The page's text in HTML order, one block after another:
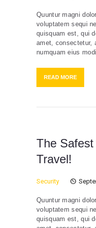
Quuntur magni
voluptatem sequi
quisquam est, qui
amet, consectetur,
numquam eius
READ MORE
The
Travel!
Security
Quuntur magni
voluptatem sequi
quisquam est, qui